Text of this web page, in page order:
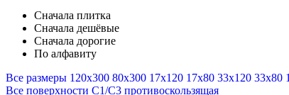
Сначала плитка
Сначала дешёвые
Сначала дорогие
По алфавиту
Все размеры 120x300 80x300 17x120 17x80 33x120 33x80
Все поверхности C1/C3 противоскользящая